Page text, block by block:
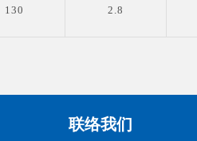
130 2.8
联络我们